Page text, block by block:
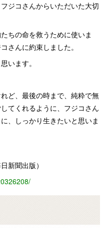
ジコさんからいただいた大切
ちの命を救うために使いま
さんに約束しました。
います。
ど、最後の時まで、純粋で無
てくれるように、フジコさん
、しっかり生きたいと思いま
新聞出版）